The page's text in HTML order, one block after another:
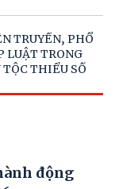
TRUYỀN, PHỔ
LUẬT TRONG
THIỂU SỐ
động